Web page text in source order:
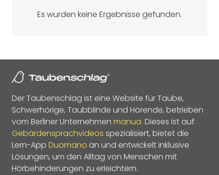
Es wurden keine Ergebnisse gefunden.
Der Taubenschlag ist eine Website für Taube,
Schwerhörige, Taubblinde und Hörende, betrieben
vom Berliner Unternehmen manua. Dieses ist auf
Gebärdensprachvideos spezialisiert, bietet die
Lern-App Duomano an und entwickelt inklusive
Lösungen, um den Alltag von Menschen mit
Hörbehinderungen zu erleichtern.